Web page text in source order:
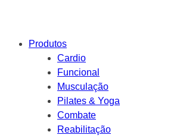
Produtos
Cardio
Funcional
Musculação
Pilates & Yoga
Combate
Reabilitação